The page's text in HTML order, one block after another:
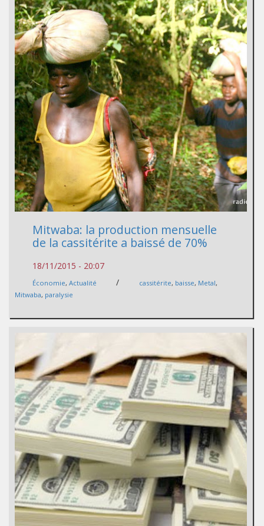
Mitwaba: la production mensuelle
de la cassitérite a baissé de 70%
18/11/2015 - 20:07
Économie, Actualité / cassitérite, baisse, Metal,
Mitwaba, paralysie